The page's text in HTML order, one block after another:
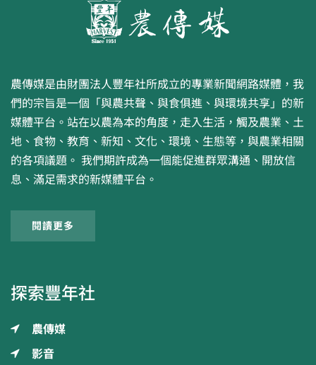
農傳媒是由財團法人豐年社所成立的專業新聞網路媒體，我
們的宗旨是一個「與農共聲、與食俱進、與環境共享」的新
媒體平台。站在以農為本的角度，走入生活，觸及農業、土
地、食物、教育、新知、文化、環境、生態等，與農業相關
的各項議題。 我們期許成為一個能促進群眾溝通、開放信
息、滿足需求的新媒體平台。
閱讀更多
探索豐年社
農傳媒
影音